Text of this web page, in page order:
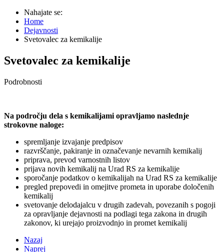
Nahajate se:
Home
Dejavnosti
Svetovalec za kemikalije
Svetovalec za kemikalije
Podrobnosti
Na področju dela s kemikalijami opravljamo naslednje
strokovne naloge:
spremljanje izvajanje predpisov
razvrščanje, pakiranje in označevanje nevarnih kemikalij
priprava, prevod varnostnih listov
prijava novih kemikalij na Urad RS za kemikalije
sporočanje podatkov o kemikalijah na Urad RS za kemikalije
pregled prepovedi in omejitve prometa in uporabe določenih
kemikalij
svetovanje delodajalcu v drugih zadevah, povezanih s pogoji
za opravljanje dejavnosti na podlagi tega zakona in drugih
zakonov, ki urejajo proizvodnjo in promet kemikalij
Nazaj
Naprej